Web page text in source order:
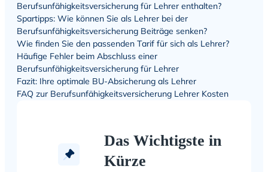
Berufsunfähigkeitsversicherung für Lehrer enthalten?
Spartipps: Wie können Sie als Lehrer bei der
Berufsunfähigkeitsversicherung Beiträge senken?
Wie finden Sie den passenden Tarif für sich als Lehrer?
Häufige Fehler beim Abschluss einer
Berufsunfähigkeitsversicherung für Lehrer
Fazit: Ihre optimale BU-Absicherung als Lehrer
FAQ zur Berufsunfähigkeitsversicherung Lehrer Kosten
Das Wichtigste in
Kürze